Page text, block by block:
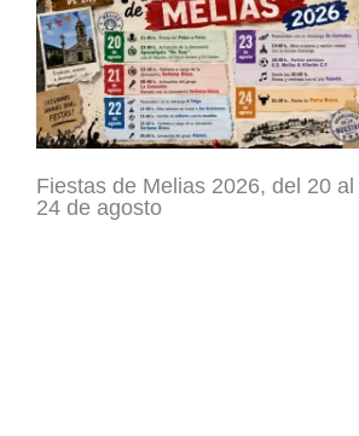
Fiestas de Melias 2026, del 20 al
24 de agosto